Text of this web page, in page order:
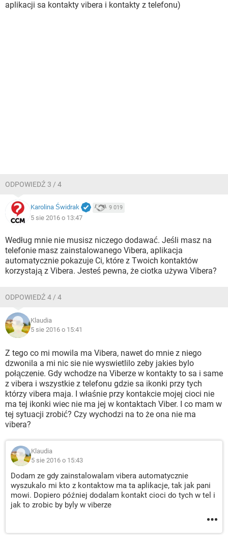
aplikacji sa kontakty vibera i kontakty z telefonu)
ODPOWIEDŹ 3 / 4
Karolina Świdrak 9 019
5 sie 2016 o 13:47
Według mnie nie musisz niczego dodawać. Jeśli masz na
telefonie masz zainstalowanego Vibera, aplikacja
automatycznie pokazuje Ci, które z Twoich kontaktów
korzystają z Vibera. Jesteś pewna, że ciotka używa Vibera?
ODPOWIEDŹ 4 / 4
Klaudia
5 sie 2016 o 15:41
Z tego co mi mowila ma Vibera, nawet do mnie z niego
dzwonila a mi nic sie nie wyswietlilo zeby jakies bylo
połączenie. Gdy wchodze na Viberze w kontakty to sa i same
z vibera i wszystkie z telefonu gdzie sa ikonki przy tych
którzy vibera maja. I właśnie przy kontakcie mojej cioci nie
ma tej ikonki wiec nie ma jej w kontaktach Viber. I co mam w
tej sytuacji zrobić? Czy wychodzi na to że ona nie ma
vibera?
Klaudia
5 sie 2016 o 15:43
Dodam ze gdy zainstalowalam vibera automatycznie
wyszukalo mi kto z kontaktow ma ta aplikacje, tak jak pani
mowi. Dopiero później dodalam kontakt cioci do tych w tel i
jak to zrobic by byly w viberze